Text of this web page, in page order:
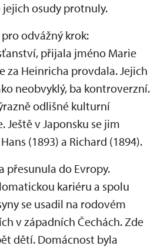
jejich osudy protnuly.
odvážný krok:
přijala jméno Marie
za Heinricha provdala. Jejich
neobvyklý, ba kontroverzní.
odlišné kulturní
Ještě v Japonsku se jim
(1893) a Richard (1894).
přesunula do Evropy.
kariéru a spolu
se usadil na rodovém
v západních Čechách. Zde
dětí. Domácnost byla